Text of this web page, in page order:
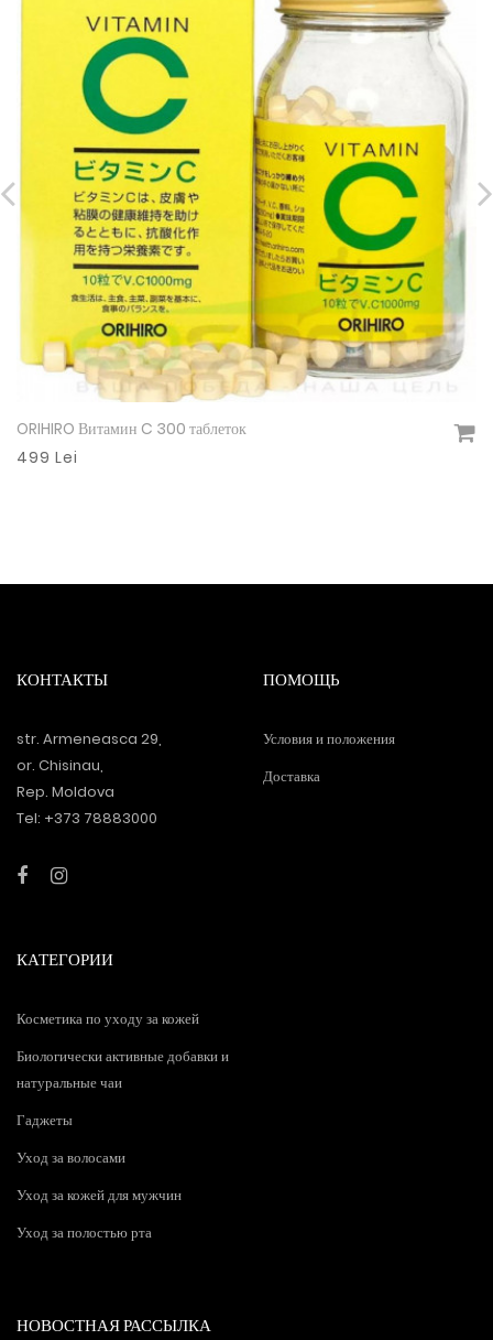
Подробнее
ORIHIRO Витамин C 300 таблеток
499 Lei
КОНТАКТЫ
str. Armeneasca 29,
or. Chisinau,
Rep. Moldova
Tel: +373 78883000
ПОМОЩЬ
Условия и положения
Доставка
КАТЕГОРИИ
Косметика по уходу за кожей
Биологически активные добавки и
натуральные чаи
Гаджеты
Уход за волосами
Уход за кожей для мужчин
Уход за полостью рта
НОВОСТНАЯ РАССЫЛКА